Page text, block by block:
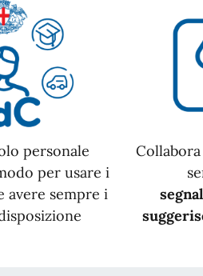
personale
per usare i
avere sempre i